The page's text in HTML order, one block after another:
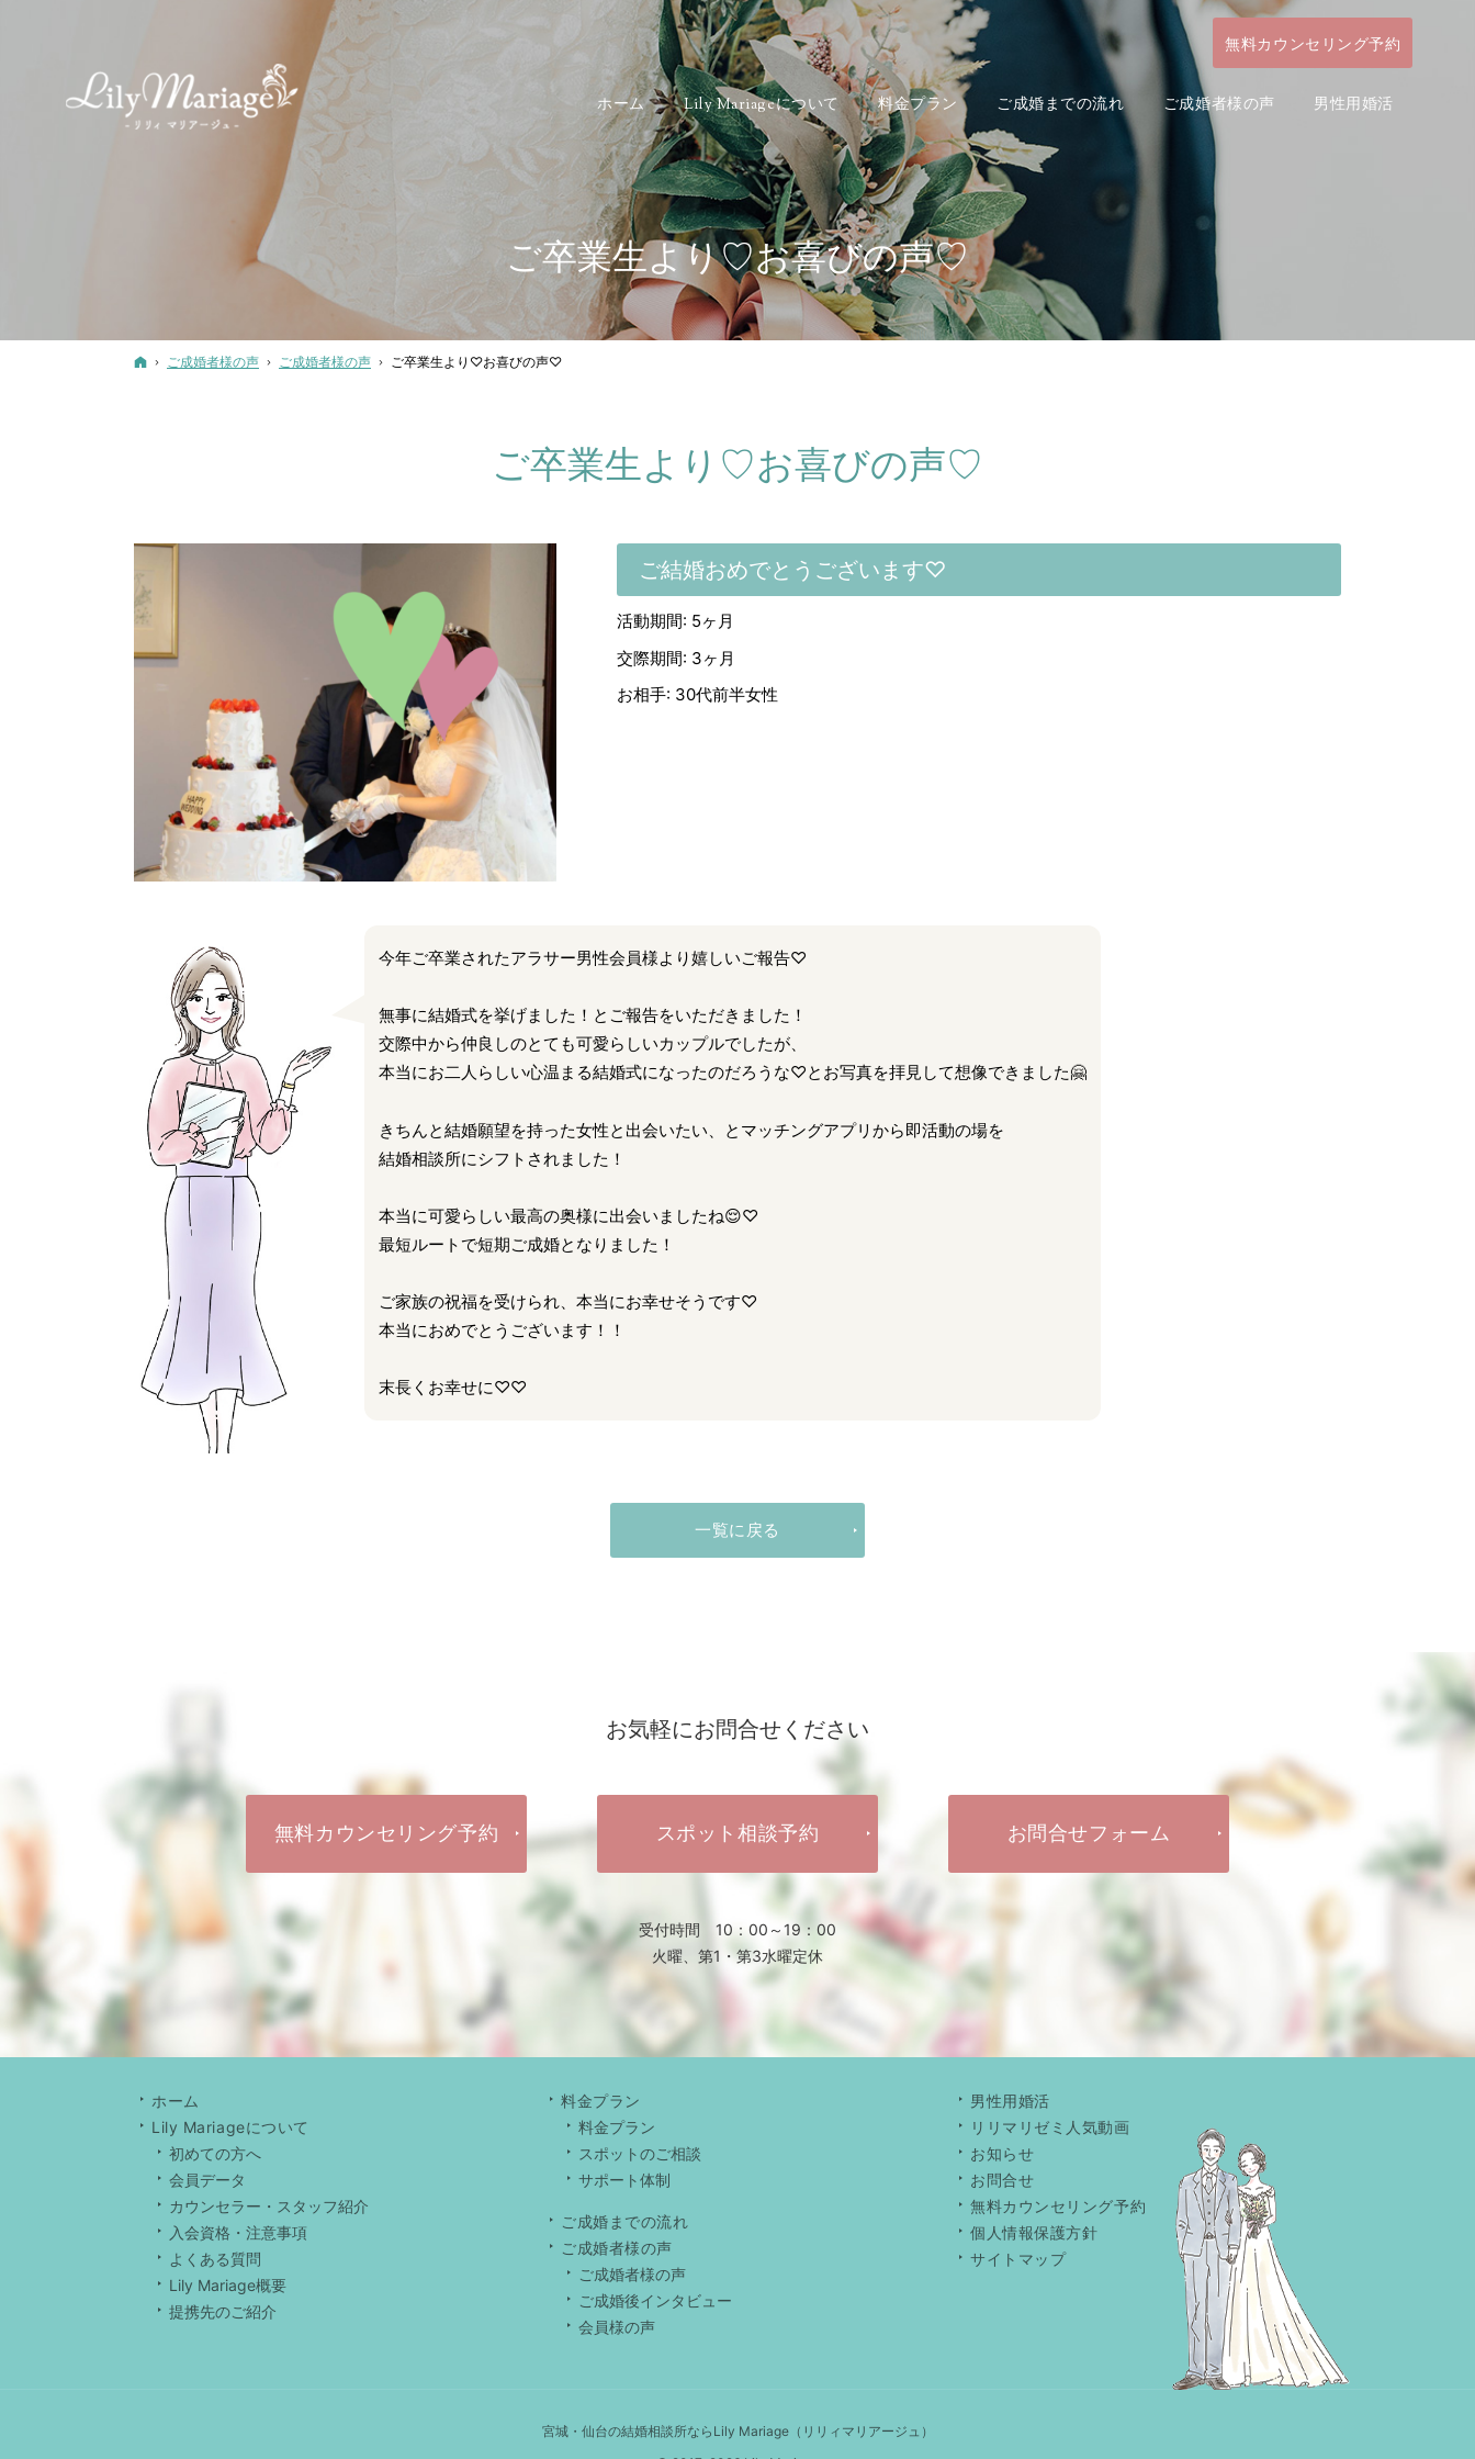
ご卒業生より♡お喜びの声♡
ホーム
ご成婚者様の声 ご成婚者様の声 ご卒業生より♡お喜びの声♡
ご卒業生より♡お喜びの声♡
ご結婚おめでとうございます♡
活動期間: 5ヶ月
交際期間: 3ヶ月
お相手: 30代前半女性
今年ご卒業されたアラサー男性会員様より嬉しいご報告♡
無事に結婚式を挙げました！とご報告をいただきました！
交際中から仲良しのとても可愛らしいカップルでしたが、
本当にお二人らしい心温まる結婚式になったのだろうな♡とお写真を拝見して想像できました🤗
きちんと結婚願望を持った女性と出会いたい、とマッチングアプリから即活動の場を
結婚相談所にシフトされました！
本当に可愛らしい最高の奥様に出会いましたね😌♡
最短ルートで短期ご成婚となりました！
ご家族の祝福を受けられ、本当にお幸せそうです♡
本当におめでとうございます！！
末長くお幸せに♡♡
一覧に戻る
無料カウンセリング予約
ホーム Lily Mariageについて 料金プラン ご成婚までの流れ ご成婚者様の声 男性用婚活
お気軽にお問合せください
無料カウンセリング予約 スポット相談予約 お問合せフォーム
受付時間 10：00～19：00
火曜、第1・第3水曜定休
ホーム
Lily Mariageについて
初めての方へ
会員データ
カウンセラー・スタッフ紹介
入会資格・注意事項
よくある質問
Lily Mariage概要
提携先のご紹介
料金プラン
料金プラン
スポットのご相談
サポート体制
ご成婚までの流れ
ご成婚者様の声
ご成婚者様の声
ご成婚後インタビュー
会員様の声
男性用婚活
リリマリゼミ人気動画
お知らせ
お問合せ
無料カウンセリング予約
個人情報保護方針
サイトマップ
宮城・仙台の結婚相談所ならLily Mariage（リリィマリアージュ）